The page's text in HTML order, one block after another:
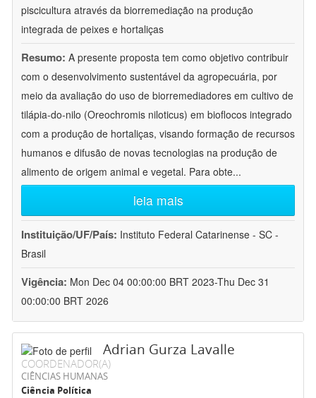
piscicultura através da biorremediação na produção
integrada de peixes e hortaliças
Resumo: A presente proposta tem como objetivo contribuir
com o desenvolvimento sustentável da agropecuária, por
meio da avaliação do uso de biorremediadores em cultivo de
tilápia-do-nilo (Oreochromis niloticus) em bioflocos integrado
com a produção de hortaliças, visando formação de recursos
humanos e difusão de novas tecnologias na produção de
alimento de origem animal e vegetal. Para obte...
leia mais
Instituição/UF/País: Instituto Federal Catarinense - SC -
Brasil
Vigência: Mon Dec 04 00:00:00 BRT 2023-Thu Dec 31
00:00:00 BRT 2026
Adrian Gurza Lavalle
COORDENADOR(A)
CIÊNCIAS HUMANAS
Ciência Política